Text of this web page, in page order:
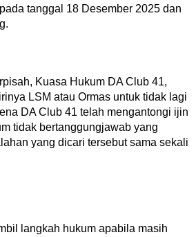
tanggal 18 Desember 2025 dan
Kuasa Hukum DA Club 41,
LSM atau Ormas untuk tidak lagi
DA Club 41 telah mengantongi ijin
tidak bertanggungjawab yang
yang dicari tersebut sama sekali
langkah hukum apabila masih